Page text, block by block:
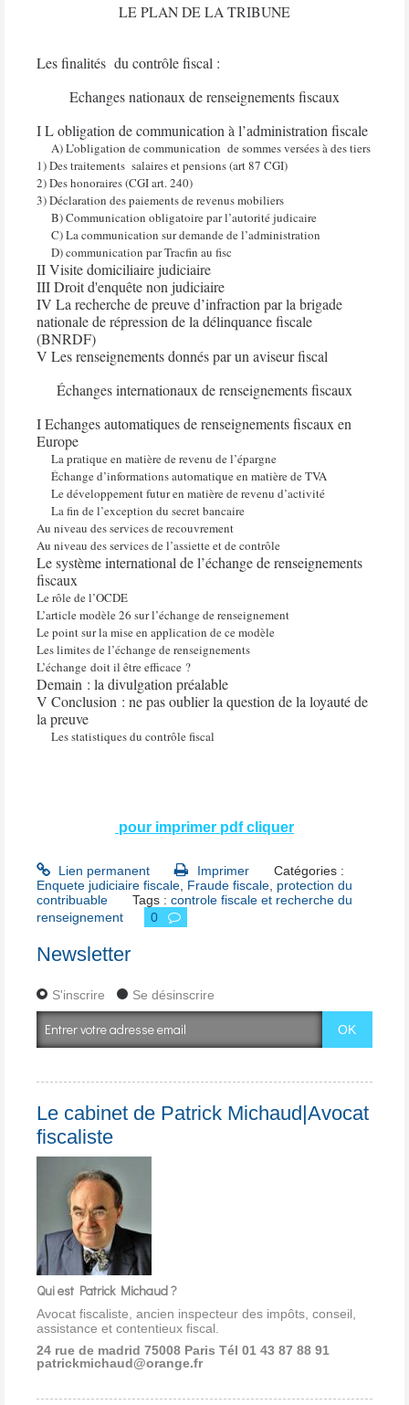
LE PLAN DE LA TRIBUNE
Les finalités du contrôle fiscal :
Echanges nationaux de renseignements fiscaux
I L obligation de communication à l’administration fiscale
A) L’obligation de communication de sommes versées à des tiers
1) Des traitements salaires et pensions (art 87 CGI)
2) Des honoraires (CGI art. 240)
3) Déclaration des paiements de revenus mobiliers
B) Communication obligatoire par l’autorité judicaire
C) La communication sur demande de l’administration
D) communication par Tracfin au fisc
II Visite domiciliaire judiciaire
III Droit d'enquête non judiciaire
IV La recherche de preuve d’infraction par la brigade
nationale de répression de la délinquance fiscale
(BNRDF)
V Les renseignements donnés par un aviseur fiscal
Échanges internationaux de renseignements fiscaux
I Echanges automatiques de renseignements fiscaux en
Europe
La pratique en matière de revenu de l’épargne
Échange d’informations automatique en matière de TVA
Le développement futur en matière de revenu d’activité
La fin de l’exception du secret bancaire
Au niveau des services de recouvrement
Au niveau des services de l’assiette et de contrôle
Le système international de l’échange de renseignements
fiscaux
Le rôle de l’OCDE
L’article modèle 26 sur l’échange de renseignement
Le point sur la mise en application de ce modèle
Les limites de l’échange de renseignements
L’échange doit il être efficace ?
Demain : la divulgation préalable
V Conclusion : ne pas oublier la question de la loyauté de
la preuve
Les statistiques du contrôle fiscal
pour imprimer pdf cliquer
Lien permanent Imprimer
Catégories :
Enquete judiciaire fiscale Fraude fiscale protection du
contribuable
Tags :controle fiscale et recherche du
renseignement
0
Newsletter
S'inscrire Se désinscrire
Le cabinet de Patrick Michaud|Avocat
fiscaliste
Qui est Patrick Michaud ?
Avocat fiscaliste, ancien inspecteur des impôts, conseil,
assistance et contentieux fiscal.
24 rue de madrid 75008 Paris Tél 01 43 87 88 91
patrickmichaud@orange.fr